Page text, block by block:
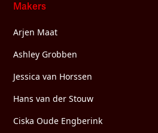
Makers
Arjen Maat
Ashley Grobben
Jessica van Horssen
Hans van der Stouw
Ciska Oude Engberink